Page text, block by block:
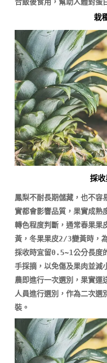
栽
採
鳳梨不耐長期儲藏，也不容
實都會影響品質，果實成
轉色程度判斷，通常春果
黃，冬果果皮2/3變黃時，
採收時宜留0.5~1公分長度
手採摘，以免傷及果肉並減
農即進行一次選別，果實運
人員進行選別，作為二次選